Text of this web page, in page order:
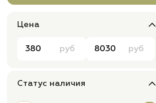
Цена
руб руб
Статус наличия